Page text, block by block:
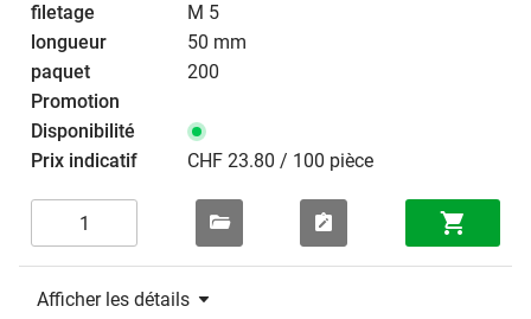
M 5
50 mm
200
CHF 23.80 / 100 pièce
Afficher les détails